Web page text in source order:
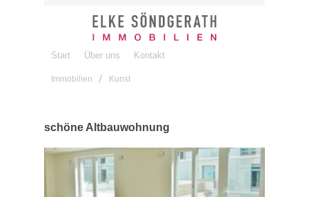
Start Über uns Kontakt
Immobilien Kunst
schöne Altbauwohnung